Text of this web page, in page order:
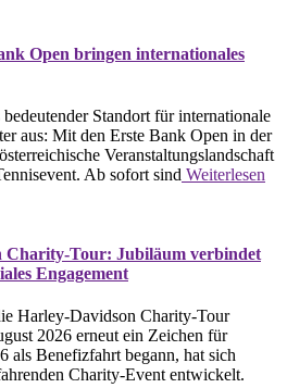
Open bringen internationales
Standort für internationale
aus: Mit den Erste Bank Open in der
Veranstaltungslandschaft
Ab sofort sind Weiterlesen
Charity-Tour: Jubiläum verbindet
Engagement
Harley-Davidson Charity-Tour
2026 erneut ein Zeichen für
als Benefizfahrt begann, hat sich
Charity-Event entwickelt.